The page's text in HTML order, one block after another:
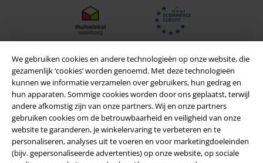
We gebruiken cookies en andere technologieën op onze website, die
gezamenlijk ‘cookies’ worden genoemd. Met deze technologieën
kunnen we informatie verzamelen over gebruikers, hun gedrag en
hun apparaten. Sommige cookies worden door ons geplaatst, terwijl
andere afkomstig zijn van onze partners. Wij en onze partners
gebruiken cookies om de betrouwbaarheid en veiligheid van onze
website te garanderen, je winkelervaring te verbeteren en te
personaliseren, analyses uit te voeren en voor marketingdoeleinden
(bijv. gepersonaliseerde advertenties) op onze website, op sociale